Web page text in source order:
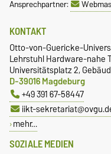
Ansprechpartner:
SOZIALE MEDIEN
KONTAKT
Otto-von-Guericke-
Lehrstuhl Hardware-nahe
Universitätsplatz 2,
D-39016 Magdeburg
+49 391 67-58447
iikt-
mehr…